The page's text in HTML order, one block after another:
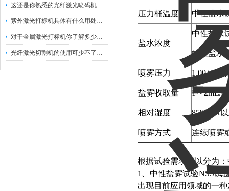
这还是你熟悉的光纤激光喷码机吗？
紫外激光打标机具体有什么用处呢？
对于金属激光打标机你了解多少呢？
光纤激光切割机的使用可少不了以下步骤
压力桶温度 中性盐水
盐水浓度
中性盐水
酸性盐水
喷雾压力
盐雾收取量 1～2mL/
相对湿度 85%H.R
喷雾方式 连续喷雾
根据试验需求可以分为
1
、中性盐雾试验NSS试
出现目前应用领域的一